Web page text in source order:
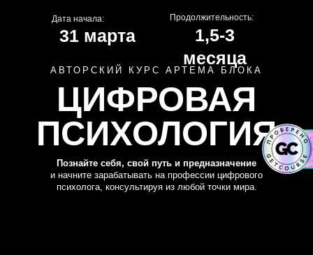
ЦИФРОВАЯ
ПСИХОЛОГИЯ
АВТОРСКИЙ КУРС АРТЕМА БЛОКА
1,5-3
месяца
Продолжительность:
31 марта
Дата начала:
Познайте себя, свой путь и предназначение
и начните зарабатывать на профессии цифрового
психолога, консультируя из любой точки мира.